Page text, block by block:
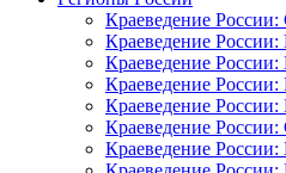
Краеведение
Краеведение
Краеведение России:
Краеведение
Краеведение
Краеведение
Краеведение